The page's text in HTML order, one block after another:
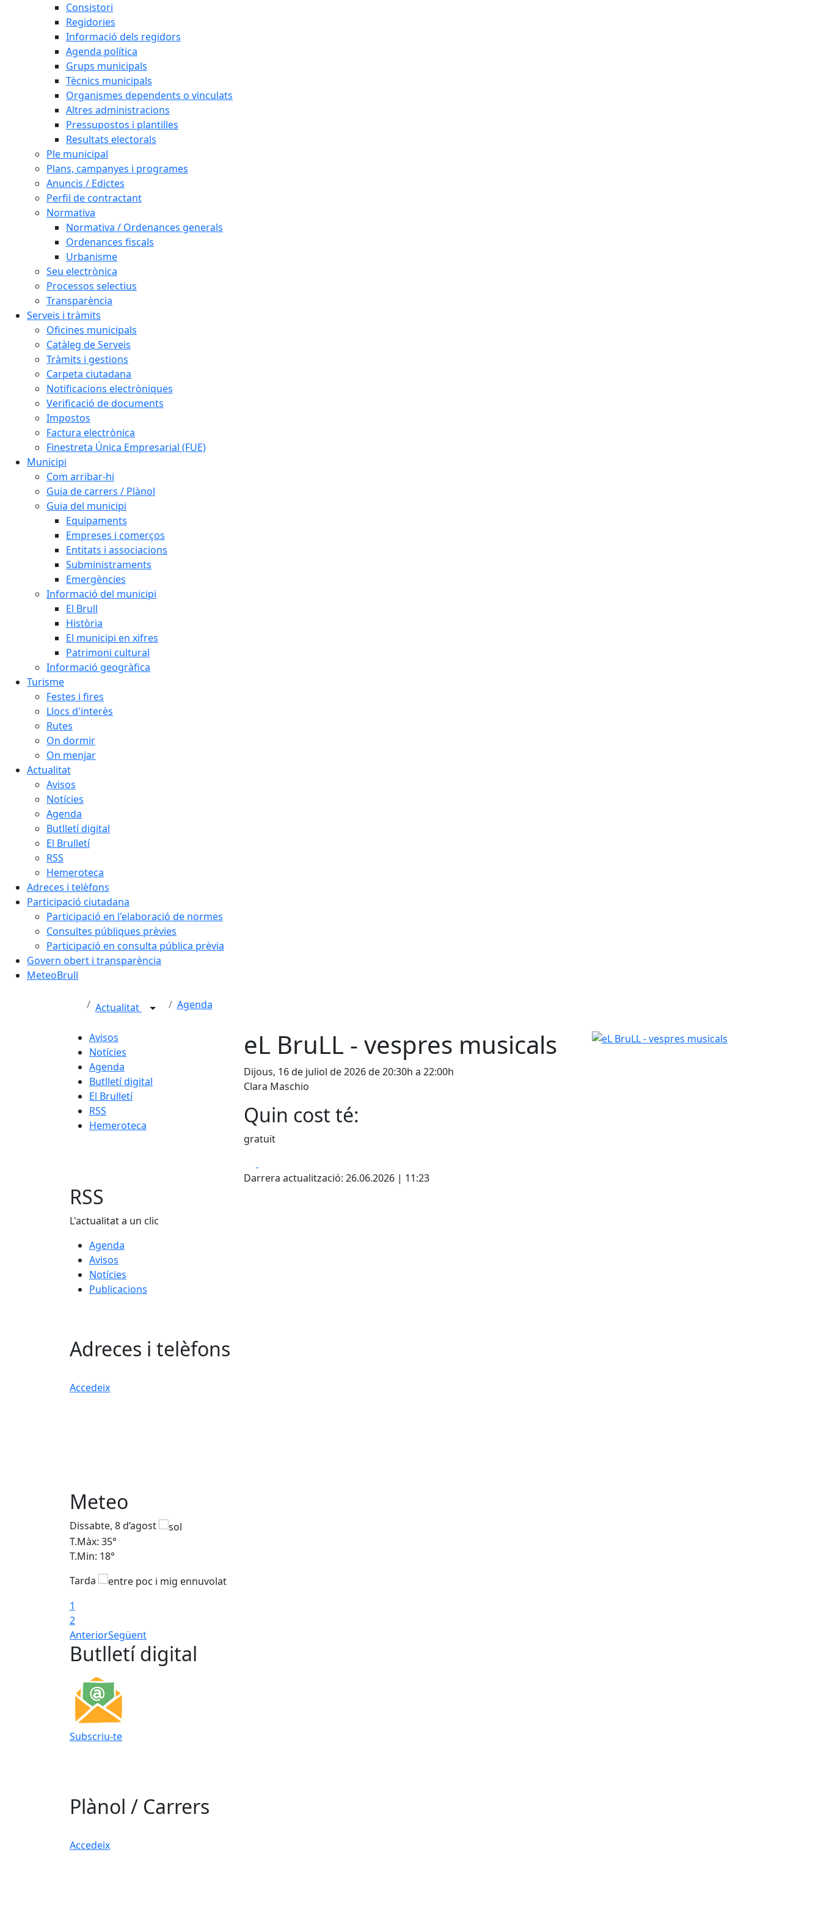
Consistori
Regidories
Informació dels regidors
Agenda política
Grups municipals
Tècnics municipals
Organismes dependents o vinculats
Altres administracions
Pressupostos i plantilles
Resultats electorals
Ple municipal
Plans, campanyes i programes
Anuncis / Edictes
Perfil de contractant
Normativa
Normativa / Ordenances generals
Ordenances fiscals
Urbanisme
Seu electrònica
Processos selectius
Transparència
Serveis i tràmits
Oficines municipals
Catàleg de Serveis
Tràmits i gestions
Carpeta ciutadana
Notificacions electròniques
Verificació de documents
Impostos
Factura electrònica
Finestreta Única Empresarial (FUE)
Municipi
Com arribar-hi
Guia de carrers / Plànol
Guia del municipi
Equipaments
Empreses i comerços
Entitats i associacions
Subministraments
Emergències
Informació del municipi
El Brull
Història
El municipi en xifres
Patrimoni cultural
Informació geogràfica
Turisme
Festes i fires
Llocs d'interès
Rutes
On dormir
On menjar
Actualitat
Avisos
Notícies
Agenda
Butlletí digital
El Brulletí
RSS
Hemeroteca
Adreces i telèfons
Participació ciutadana
Participació en l'elaboració de normes
Consultes públiques prèvies
Participació en consulta pública prèvia
Govern obert i transparència
MeteoBrull
Actualitat Agenda
Avisos
Notícies
Agenda
Butlletí digital
El Brulletí
RSS
Hemeroteca
eL BruLL - vespres musicals
Dijous, 16 de juliol de 2026 de 20:30h a 22:00h
Clara Maschio
Quin cost té:
gratuït
Darrera actualització: 26.06.2026 | 11:23
eL BruLL - vespres musicals
RSS
L'actualitat a un clic
Agenda
Avisos
Notícies
Publicacions
Adreces i telèfons
Accedeix
Meteo
Dissabte, 8 d’agost
T.Màx: 35°
T.Min: 18°
Tarda
1
2
AnteriorSegüent
Butlletí digital
Subscriu-te
Plànol / Carrers
Accedeix